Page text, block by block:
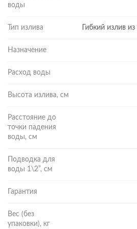
ГИБКАЯ ПОДАЧА ВОДЫ
градусов и направлять струю воды
Материал нетоксичен, а потому
обладает повышенной
свободы движения, а значит, и
воды
Тип излива Гибкий излив
Назначение
Расход воды
Высота излива, см
Расстояние до
точки падения
воды, см
Подводка для
воды 1\2”, см
Гарантия
Вес (без
упаковки), кг